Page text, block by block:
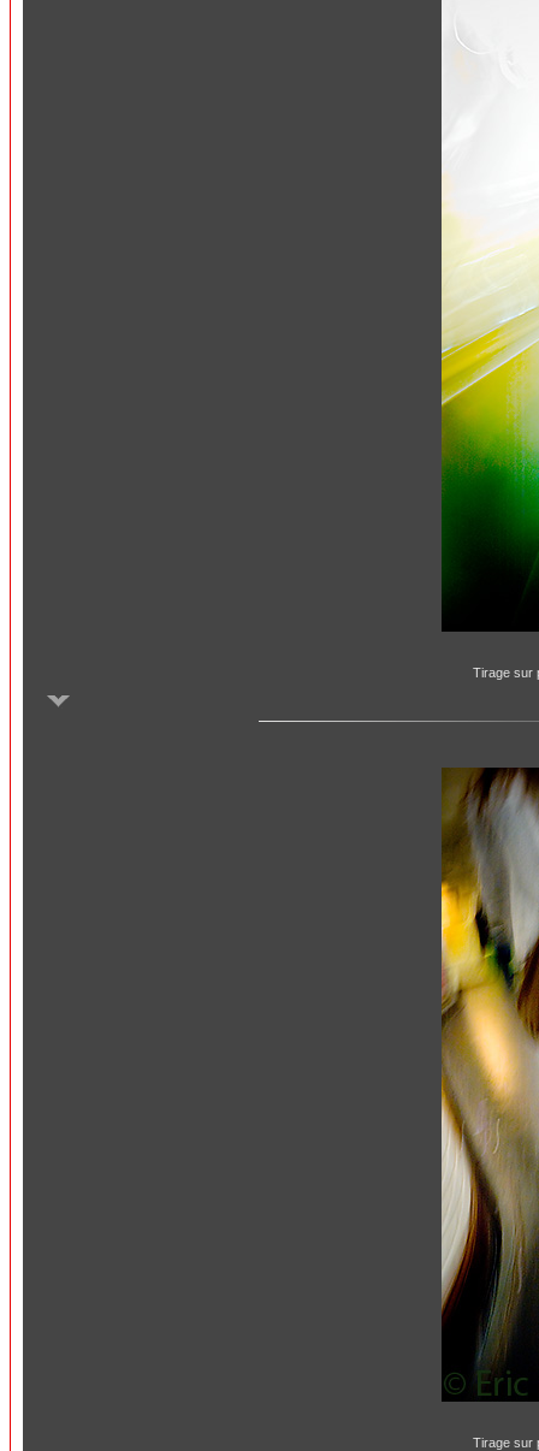
Tirage sur
Tirage sur